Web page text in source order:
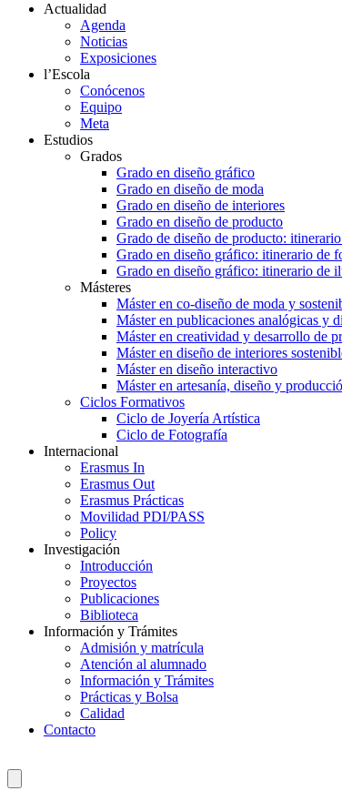
Actualidad
Agenda
Noticias
Exposiciones
l’Escola
Conócenos
Equipo
Meta
Estudios
Grados
Grado en diseño gráfico
Grado en diseño de moda
Grado en diseño de interiores
Grado en diseño de producto
Grado de diseño de producto:
Grado en diseño gráfico: itinerario de
Grado en diseño gráfico: itinerario de
Másteres
Máster en co-diseño de moda y
Máster en publicaciones analógicas y
Máster en creatividad y desarrollo de
Máster en diseño de interiores
Máster en diseño interactivo
Máster en artesanía, diseño y
Ciclos Formativos
Ciclo de Joyería Artística
Ciclo de Fotografía
Internacional
Erasmus In
Erasmus Out
Erasmus Prácticas
Movilidad PDI/PASS
Policy
Investigación
Introducción
Proyectos
Publicaciones
Biblioteca
Información y Trámites
Admisión y matrícula
Atención al alumnado
Información y Trámites
Prácticas y Bolsa
Calidad
Contacto